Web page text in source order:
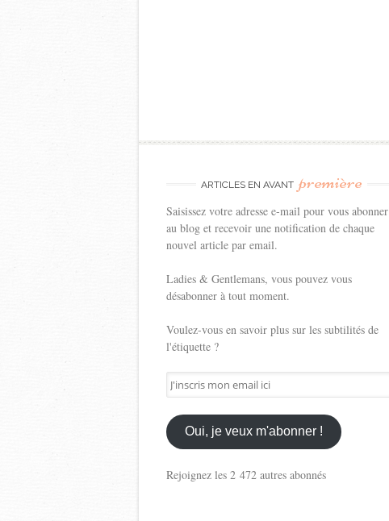
ARTICLES EN AVANT première
Saisissez votre adresse e-mail pour vous abonner
au blog et recevoir une notification de chaque
nouvel article par email.
Ladies & Gentlemans, vous pouvez vous
désabonner à tout moment.
Voulez-vous en savoir plus sur les subtilités de
l'étiquette ?
J'inscris
mon
email
ici
Oui, je veux m'abonner !
Rejoignez les 2 472 autres abonnés